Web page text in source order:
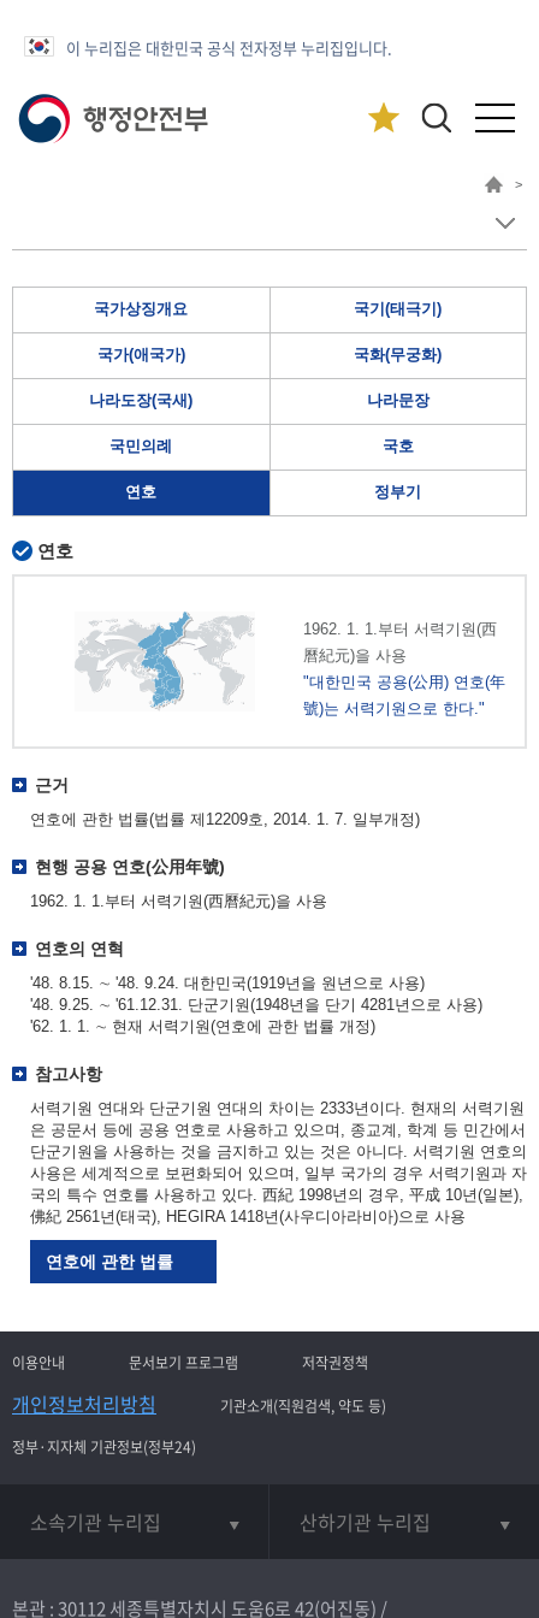
이 누리집은 대한민국 공식 전자정부 누리집입니다.
>
국가상징개요 국기(태극기)
국가(애국가) 국화(무궁화)
나라도장(국새) 나라문장
국민의례 국호
연호 정부기
연호
1962. 1. 1.부터 서력기원(西
曆紀元)을 사용
"대한민국 공용(公用) 연호(年
號)는 서력기원으로 한다."
근거
연호에 관한 법률(법률 제12209호, 2014. 1. 7. 일부개정)
현행 공용 연호(公用年號)
1962. 1. 1.부터 서력기원(西曆紀元)을 사용
연호의 연혁
'48. 8.15. ∼ '48. 9.24. 대한민국(1919년을 원년으로 사용)
'48. 9.25. ∼ '61.12.31. 단군기원(1948년을 단기 4281년으로 사용)
'62. 1. 1. ∼ 현재 서력기원(연호에 관한 법률 개정)
참고사항
서력기원 연대와 단군기원 연대의 차이는 2333년이다. 현재의 서력기원
은 공문서 등에 공용 연호로 사용하고 있으며, 종교계, 학계 등 민간에서
단군기원을 사용하는 것을 금지하고 있는 것은 아니다. 서력기원 연호의
사용은 세계적으로 보편화되어 있으며, 일부 국가의 경우 서력기원과 자
국의 특수 연호를 사용하고 있다. 西紀 1998년의 경우, 平成 10년(일본),
佛紀 2561년(태국), HEGIRA 1418년(사우디아라비아)으로 사용
연호에 관한 법률
이용안내 문서보기 프로그램 저작권정책
개인정보처리방침
기관소개(직원검색, 약도 등)
정부·지자체 기관정보(정부24)
소속기관 누리집 산하기관 누리집
본관 : 30112 세종특별자치시 도움6로 42(어진동) /